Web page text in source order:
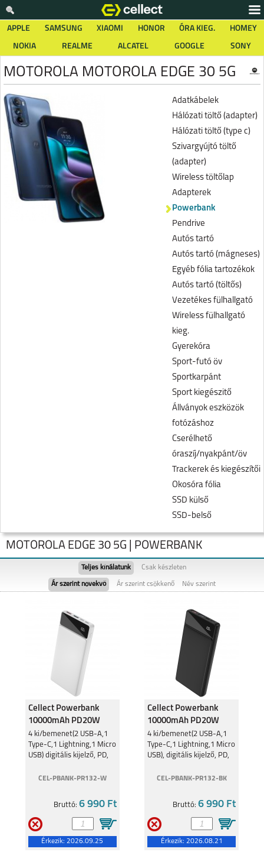
APPLE SAMSUNG XIAOMI HONOR ÓRA KIEG.
HOMEY
NOKIA
REALME ALCATEL GOOGLE SONY
MOTOROLA MOTOROLA EDGE 30 5G
Adatkábelek
Hálózati töltő (adapter)
Hálózati töltő (type c)
Szivargyújtó töltő
(adapter)
Wireless töltőlap
Adapterek
Powerbank
Pendrive
Autós tartó
Autós tartó (mágneses)
Egyéb fólia tartozékok
Autós tartó (töltős)
Vezetékes fülhallgató
Wireless fülhallgató
kieg.
Gyerekóra
Sport-futó öv
Sportkarpánt
Sport kiegészitő
Állványok eszközök
fotózáshoz
Cserélhető
óraszíj/nyakpánt/öv
Trackerek és kiegészítői
Okosóra fólia
SSD külső
SSD-belső
MOTO G05
MOTOROLA MOTO
G35 5G
MOTOROLA MOTO
G24
MOTOROLA EDGE 40
MOTOROLA MOTO
MOTOROLA EDGE 30 5G | POWERBANK
Teljes kínálatunk Csak készleten
Ár szerint növekvő Ár szerint csökkenő Név szerint
Cellect Powerbank
10000mAh PD20W
Fehér PR132
10000mAh
4 ki/bemenet(2 USB-A,1
Type-C,1 Lightning,1 Micro
USB) digitális kijelző, PD,
CEL-PBANK-PR132-W
Bruttó: 6 990 Ft
Érkezik:2026.09.25
Cellect Powerbank
10000mAh PD20W
Fekete PR132
10000mAh
4 ki/bemenet(2 USB-A,1
Type-C,1 Lightning,1 Micro
USB), digitális kijelző, PD,
CEL-PBANK-PR132-BK
Bruttó:6 990 Ft
Érkezik: 2026.08.21